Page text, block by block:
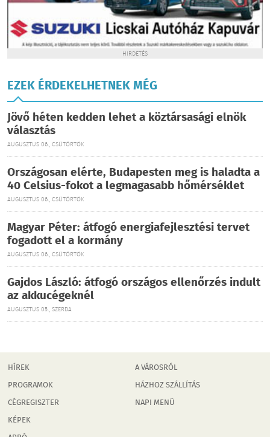
HIRDETÉS
EZEK ÉRDEKELHETNEK MÉG
Jövő héten kedden lehet a köztársasági elnök
választás
AUGUSZTUS 06., CSÜTÖRTÖK
Országosan elérte, Budapesten meg is haladta a
40 Celsius-fokot a legmagasabb hőmérséklet
AUGUSZTUS 06., CSÜTÖRTÖK
Magyar Péter: átfogó energiafejlesztési tervet
fogadott el a kormány
AUGUSZTUS 06., CSÜTÖRTÖK
Gajdos László: átfogó országos ellenőrzés indult
az akkucégeknél
AUGUSZTUS 05., SZERDA
HÍREK
PROGRAMOK
CÉGREGISZTER
KÉPEK
A VÁROSRÓL
HÁZHOZ SZÁLLÍTÁS
NAPI MENÜ